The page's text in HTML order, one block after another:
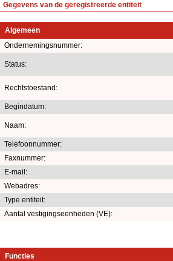
Gegevens van de geregistreerde entiteit
Algemeen
Ondernemingsnummer:
Status:
Rechtstoestand:
Begindatum:
Naam:
Telefoonnummer:
Faxnummer:
E-mail:
Webadres:
Type entiteit:
Aantal vestigingseenheden (VE):
Functies